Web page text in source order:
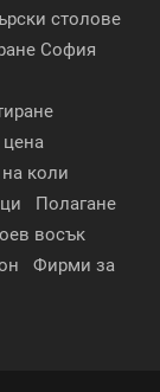
столове
София
коли
Полагане
восък
Фирми за